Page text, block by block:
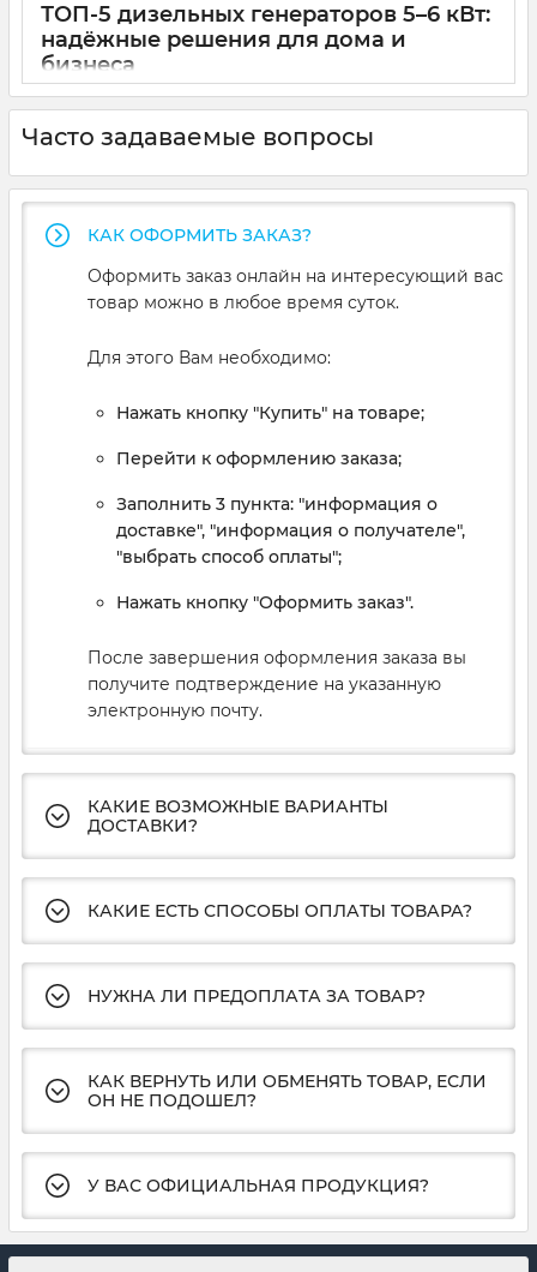
ТОП-5 дизельных генераторов 5–6 кВт:
надёжные решения для дома и
бизнеса
28 08 2025 1 3 минуты
В условиях нестабильного энергоснабжения и частых
отключений электричества надёжный дизельный генератор
становится необходимым элементом автономной
инфраструктуры. Особенно востребованы модели
частного дома, так и небольшого бизнеса. Мы подготовили
сегменте, основываясь на технических характеристиках,
опыте эксплуатации и реальных отзывах пользователей.
Часто задаваемые вопросы
КАК ОФОРМИТЬ ЗАКАЗ?
Оформить заказ онлайн на интересующий вас
товар можно в любое время суток.
Для этого Вам необходимо:
Нажать кнопку "Купить" на товаре;
Перейти к оформлению заказа;
Заполнить 3 пункта: "информация о
доставке", "информация о получателе",
"выбрать способ оплаты";
Нажать кнопку "Оформить заказ".
После завершения оформления заказа вы
получите подтверждение на указанную
электронную почту.
КАКИЕ ВОЗМОЖНЫЕ ВАРИАНТЫ
ДОСТАВКИ?
КАКИЕ ЕСТЬ СПОСОБЫ ОПЛАТЫ ТОВАРА?
НУЖНА ЛИ ПРЕДОПЛАТА ЗА ТОВАР?
КАК ВЕРНУТЬ ИЛИ ОБМЕНЯТЬ ТОВАР, ЕСЛИ
ОН НЕ ПОДОШЕЛ?
У ВАС ОФИЦИАЛЬНАЯ ПРОДУКЦИЯ?